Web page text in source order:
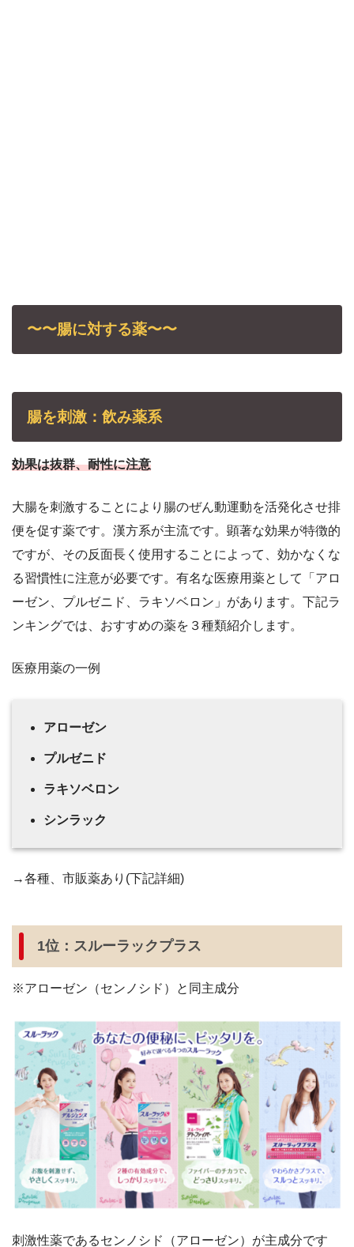
〜〜腸に対する薬〜〜
腸を刺激：飲み薬系
効果は抜群、耐性に注意
大腸を刺激することにより腸のぜん動運動を活発化させ排
便を促す薬です。漢方系が主流です。顕著な効果が特徴的
ですが、その反面長く使用することによって、効かなくな
る習慣性に注意が必要です。有名な医療用薬として「アロ
ーゼン、プルゼニド、ラキソベロン」があります。下記ラ
ンキングでは、おすすめの薬を３種類紹介します。
医療用薬の一例
アローゼン
プルゼニド
ラキソベロン
シンラック
→各種、市販薬あり(下記詳細)
1位：スルーラックプラス
※アローゼン（センノシド）と同主成分
刺激性薬であるセンノシド（アローゼン）が主成分です